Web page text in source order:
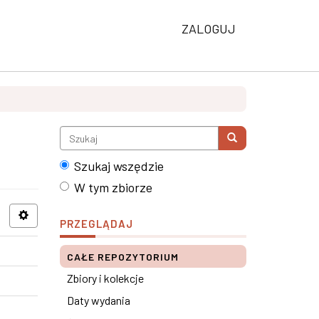
ZALOGUJ
Szukaj wszędzie
W tym zbiorze
PRZEGLĄDAJ
CAŁE REPOZYTORIUM
Zbiory i kolekcje
Daty wydania